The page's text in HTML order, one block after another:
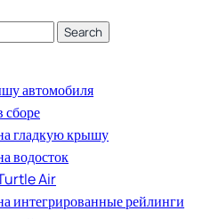
Search
автомобиля
сборе
гладкую крышу
водосток
Air
интегрированные рейлинги